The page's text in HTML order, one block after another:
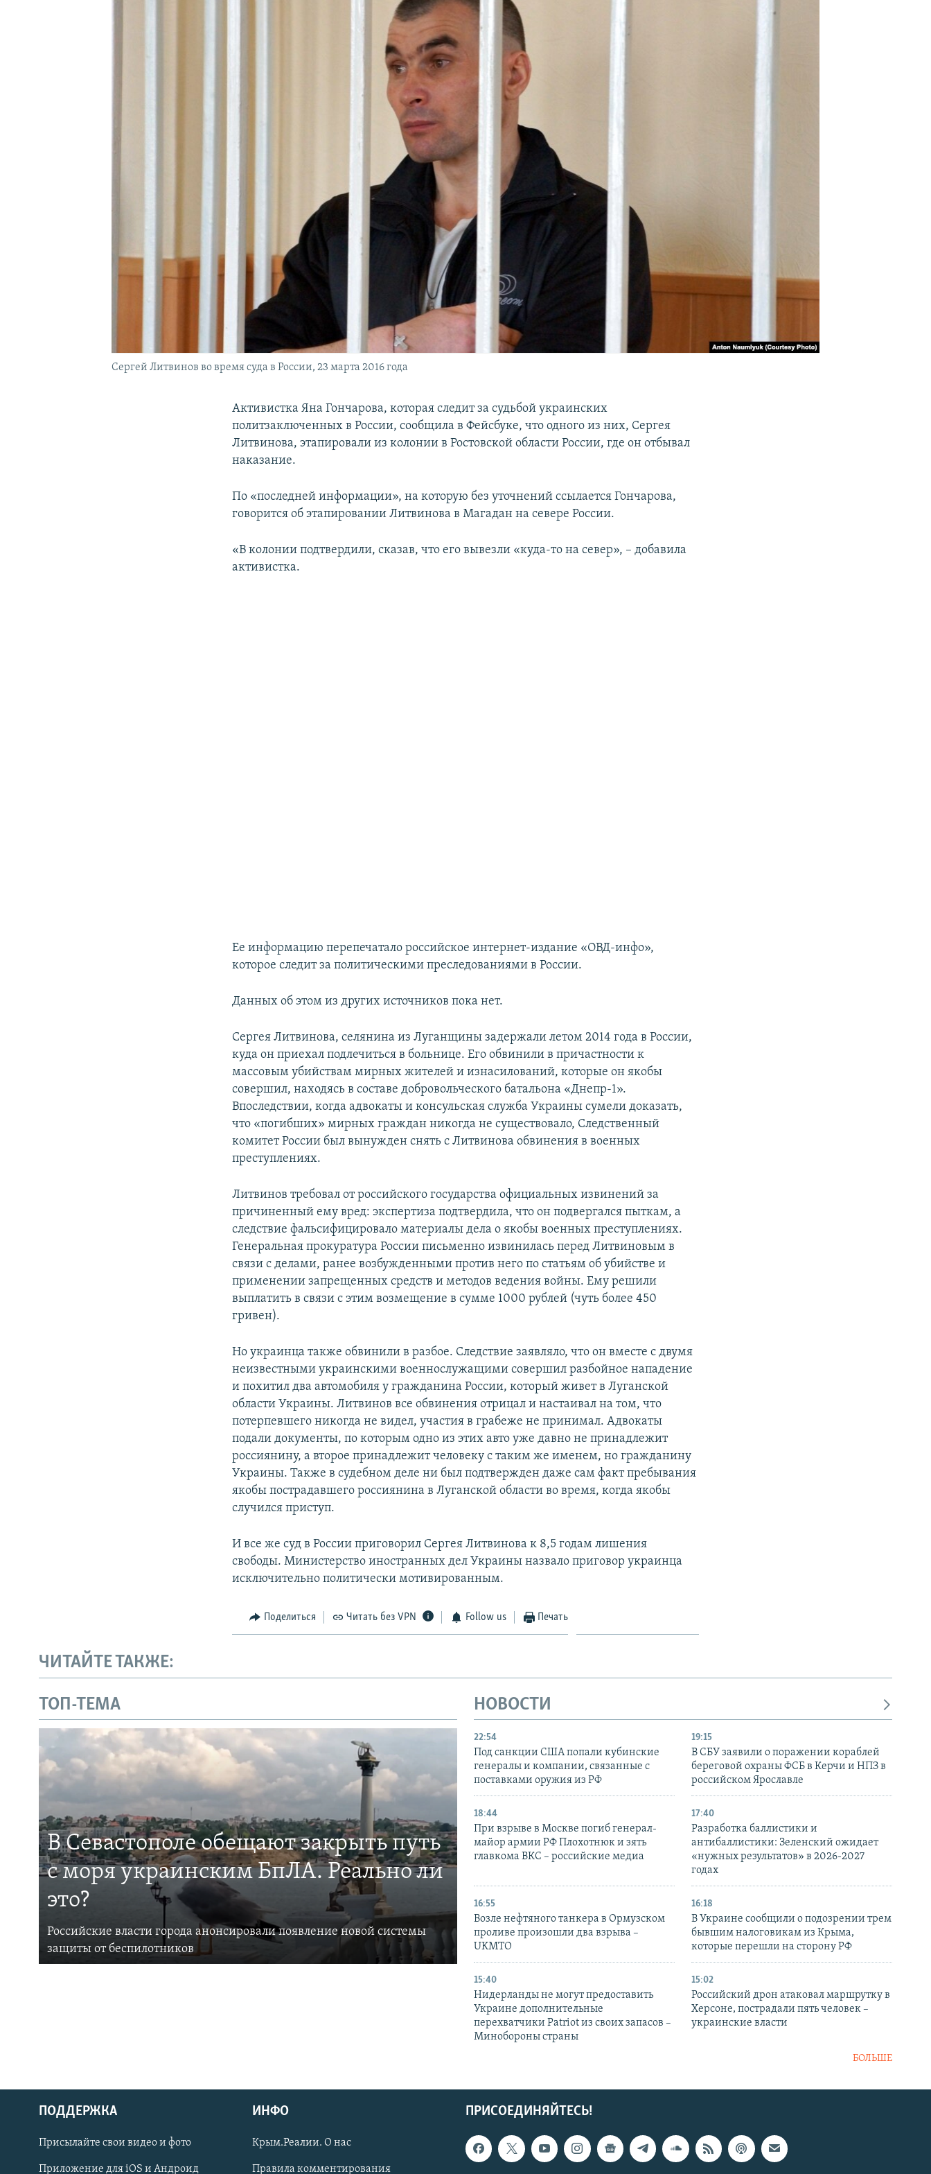
Українською
Qırımtatar
Сергей Литвинов во время суда в России, 23 марта 2016 года
Активистка Яна Гончарова, которая следит за судьбой украинских
политзаключенных в России, сообщила в Фейсбуке, что одного из них, Сергея
Литвинова, этапировали из колонии в Ростовской области России, где он отбывал
наказание.
По «последней информации», на которую без уточнений ссылается Гончарова,
говорится об этапировании Литвинова в Магадан на севере России.
«В колонии подтвердили, сказав, что его вывезли «куда-то на север», – добавила
активистка.
Ее информацию перепечатало российское интернет-издание «ОВД-инфо»,
которое следит за политическими преследованиями в России.
Данных об этом из других источников пока нет.
Сергея Литвинова, селянина из Луганщины задержали летом 2014 года в России,
куда он приехал подлечиться в больнице. Его обвинили в причастности к
массовым убийствам мирных жителей и изнасилований, которые он якобы
совершил, находясь в составе добровольческого батальона «Днепр-1».
Впоследствии, когда адвокаты и консульская служба Украины сумели доказать,
что «погибших» мирных граждан никогда не существовало, Следственный
комитет России был вынужден снять с Литвинова обвинения в военных
преступлениях.
Литвинов требовал от российского государства официальных извинений за
причиненный ему вред: экспертиза подтвердила, что он подвергался пыткам, а
следствие фальсифицировало материалы дела о якобы военных преступлениях.
Генеральная прокуратура России письменно извинилась перед Литвиновым в
связи с делами, ранее возбужденными против него по статьям об убийстве и
применении запрещенных средств и методов ведения войны. Ему решили
выплатить в связи с этим возмещение в сумме 1000 рублей (чуть более 450
гривен).
Но украинца также обвинили в разбое. Следствие заявляло, что он вместе с двумя
неизвестными украинскими военнослужащими совершил разбойное нападение
и похитил два автомобиля у гражданина России, который живет в Луганской
области Украины. Литвинов все обвинения отрицал и настаивал на том, что
потерпевшего никогда не видел, участия в грабеже не принимал. Адвокаты
подали документы, по которым одно из этих авто уже давно не принадлежит
россиянину, а второе принадлежит человеку с таким же именем, но гражданину
Украины. Также в судебном деле ни был подтвержден даже сам факт пребывания
якобы пострадавшего россиянина в Луганской области во время, когда якобы
случился приступ.
И все же суд в России приговорил Сергея Литвинова к 8,5 годам лишения
свободы. Министерство иностранных дел Украины назвало приговор украинца
исключительно политически мотивированным.
Поделиться Читать без VPN Follow us Печать
ЧИТАЙТЕ ТАКЖЕ:
ТОП-ТЕМА
В Севастополе обещают закрыть путь
с моря украинским БпЛА. Реально ли
это?
Российские власти города анонсировали появление новой системы
защиты от беспилотников
НОВОСТИ
22:54
Под санкции США попали кубинские
генералы и компании, связанные с
поставками оружия из РФ
19:15
В СБУ заявили о поражении кораблей
береговой охраны ФСБ в Керчи и НПЗ в
российском Ярославле
18:44
При взрыве в Москве погиб генерал-
майор армии РФ Плохотнюк и зять
главкома ВКС – российские медиа
17:40
Разработка баллистики и
антибаллистики: Зеленский ожидает
«нужных результатов» в 2026-2027
годах
16:55
Возле нефтяного танкера в Ормузском
проливе произошли два взрыва –
UKMTO
16:18
В Украине сообщили о подозрении трем
бывшим налоговикам из Крыма,
которые перешли на сторону РФ
15:40
Нидерланды не могут предоставить
Украине дополнительные
перехватчики Patriot из своих запасов –
Минобороны страны
15:02
Российский дрон атаковал маршрутку в
Херсоне, пострадали пять человек –
украинские власти
БОЛЬШЕ
ПРИСОЕДИНЯЙТЕСЬ!
ПОДДЕРЖКА
Присылайте свои видео и фото
Приложение для iOS и Андроид
ИНФО
Крым.Реалии. О нас
Правила комментирования